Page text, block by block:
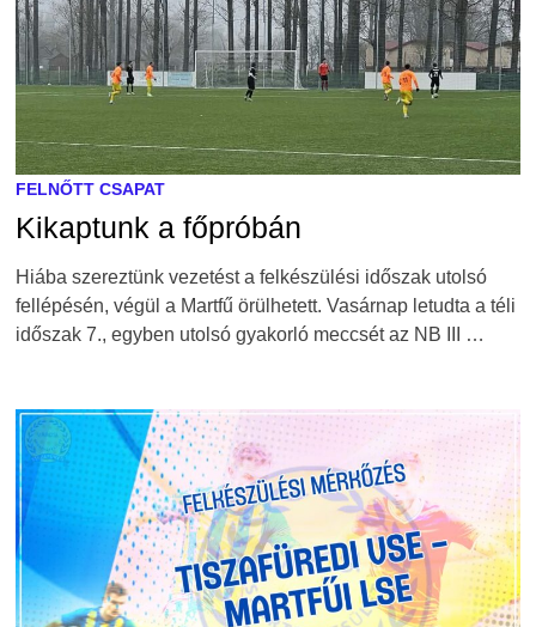
FELNŐTT CSAPAT
Kikaptunk a főpróbán
Hiába szereztünk vezetést a felkészülési időszak utolsó
fellépésén, végül a Martfű örülhetett. Vasárnap letudta a téli
időszak 7., egyben utolsó gyakorló meccsét az NB III …